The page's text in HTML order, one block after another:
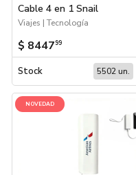
Cable 4 en 1 Snail
Viajes | Tecnología
$ 844799
Stock 5502 un.
NOVEDAD